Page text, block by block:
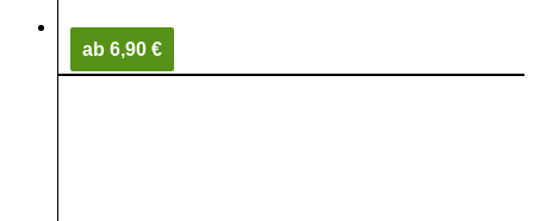
ab 6,90 €